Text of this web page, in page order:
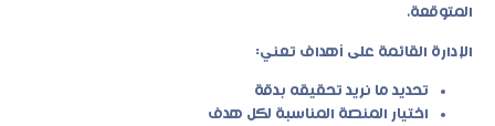
المتوقعة.
الإدارة القائمة على أهداف تعني:
تحديد ما نريد تحقيقه بدقة
اختيار المنصة المناسبة لكل هدف